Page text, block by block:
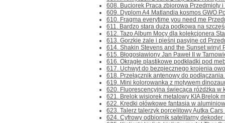
608. Buciorek Praca zbiorowa Przedmioty
609. Dyplom A4 Matlandia kosmos GWO
610. Fragma everytime you need me
611. Bardzo stara duża podkowa na
612. Tazo Album Mocy dla kolekcjonera
613. Gorzkie żale i pieśni pasyjne cd
614. Shakin Stevens and the Sunset winyl
615. Błogosławiony Jan Paweł II w
616. Okrągłe plastikowe podkładki pod
617. Uchwyt do bezpiecznego krojenia
618. Przełącznik antenowy do
619. Mini kolorowanka z motywem
620. Fluorescencyjna świecąca różdżka w
621. Brelok wisiorek metalowy KIA Brelok
622. Kredki ołówkowe fantasia w
623. Talerz talerzyk porcelitowy Autka
624. Cyfrowy odbiornik satelitarny dekoder